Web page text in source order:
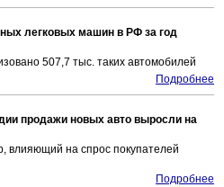
легковых машин в РФ за год
507,7 тыс. таких автомобилей
Подробнее
продажи новых авто выросли на
влияющий на спрос покупателей
Подробнее